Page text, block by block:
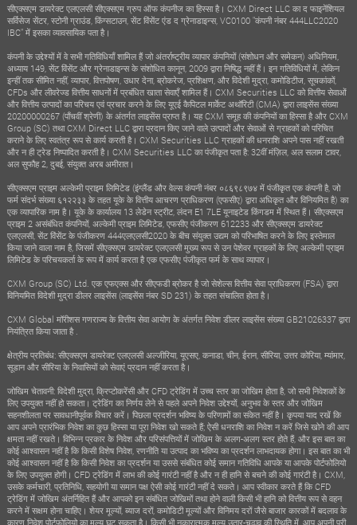
सीएक्सएम डायरेक्ट एलएलसी सीएक्सएम ग्रुप ऑफ कंपनीज का हिस्सा है। CXM Direct LLC का द फाइनेंशियल
सर्विसेज सेंटर, स्टोनी ग्राउंड, किंग्सटाउन, सेंट विंसेंट एंड द ग्रेनाडाइन्स, VC0100 "कंपनी नंबर 444LLC2020
IBC" में इसका व्यावसायिक पता है।
कंपनी के उद्देश्यों में वे सभी गतिविधियाँ शामिल हैं जो अंतर्राष्ट्रीय व्यापार कंपनियों (संशोधन और समेकन) अधिनियम,
अध्याय 149, सेंट विंसेंट और ग्रेनाडाइन्स के संशोधित कानून, 2009 द्वारा निषिद्ध नहीं हैं। इन गतिविधियों में, लेकिन
इन्हीं तक सीमित नहीं, व्यापार, वित्तपोषण, उधार देना, ब्रोकरेज, प्रशिक्षण, और विदेशी मुद्रा, कमोडिटीज, सूचकांकों,
CFDs और लीवरेज्ड वित्तीय साधनों में प्रबंधित खाता सेवाएँ शामिल हैं। CXM Securities LLC को वित्तीय सेवाओं
और वित्तीय उत्पादों का परिचय एवं प्रचार करने के लिए यूएई कैपिटल मार्केट अथॉरिटी (CMA) द्वारा लाइसेंस संख्या
20200000267 (पाँचवीं श्रेणी) के अंतर्गत लाइसेंस प्राप्त है। यह CXM समूह की कंपनियों का हिस्सा है और CXM
Group (SC) तथा CXM Direct LLC द्वारा प्रदान किए जाने वाले उत्पादों और सेवाओं से ग्राहकों को परिचित
कराने के लिए स्वतंत्र रूप से कार्य करती है। CXM Securities LLC ग्राहकों की धनराशि अपने पास नहीं रखती
और न ही ट्रेड निष्पादित करती है। CXM Securities LLC का पंजीकृत पता है: 32वीं मंज़िल, अल सलाम टावर,
अल सुफौह 2, दुबई, संयुक्त अरब अमीरात।
सीएक्सएम प्राइम अल्केमी प्राइम लिमिटेड (इंग्लैंड और वेल्स कंपनी नंबर ०८६९८९७४ में पंजीकृत एक कंपनी है, जो
फर्म संदर्भ संख्या ६१२२३३ के तहत यूके के वित्तीय आचरण प्राधिकरण (एफसीए) द्वारा अधिकृत और विनियमित है) का
एक व्यापारिक नाम है। यूके के कार्यालय 13 लेडेन स्ट्रीट, लंदन E1 7LE यूनाइटेड किंगडम में स्थित हैं। सीएक्सएम
प्राइम 2 असंबंधित कंपनियों, अल्केमी प्राइम लिमिटेड, एफसीए पंजीकरण 612233 और सीएक्सएम डायरेक्ट
एलएलसी, सेंट विंसेंट के पंजीकरण 444एलएलसी2020 के बीच संयुक्त उद्यम को परिभाषित करने के लिए इस्तेमाल
किया जाने वाला नाम है, जिसमें सीएक्सएम डायरेक्ट एलएलसी मुख्य रूप से उन पेशेवर ग्राहकों के लिए अल्केमी प्राइम
लिमिटेड के परिचयकर्ता के रूप में कार्य करता है एक एफसीए पंजीकृत फर्म के साथ व्यापार।
CXM Group (SC) Ltd. एक एफएक्स और सीएफडी ब्रोकर है जो सेशेल्स वित्तीय सेवा प्राधिकरण (FSA) द्वारा
विनियमित विदेशी मुद्रा डीलर लाइसेंस (लाइसेंस नंबर SD 231) के तहत संचालित होता है।
CXM Global मॉरीशस गणराज्य के वित्तीय सेवा आयोग के अंतर्गत निवेश डीलर लाइसेंस संख्या GB21026337 द्वारा
नियंत्रित किया जाता है .
क्षेत्रीय प्रतिबंध: सीएक्सएम डायरेक्ट एलएलसी अल्जीरिया, यूएसए, कनाडा, चीन, ईरान, सीरिया, उत्तर कोरिया, म्यांमार,
सूडान और सीरिया के निवासियों को सेवाएं प्रदान नहीं करता है।
जोखिम चेतावनी: विदेशी मुद्रा, क्रिप्टोकरेंसी और CFD ट्रेडिंग में उच्च स्तर का जोखिम होता है, जो सभी निवेशकों के
लिए उपयुक्त नहीं हो सकता। ट्रेडिंग का निर्णय लेने से पहले अपने निवेश उद्देश्यों, अनुभव के स्तर और जोखिम
सहनशीलता पर सावधानीपूर्वक विचार करें। पिछला प्रदर्शन भविष्य के परिणामों का संकेत नहीं है। कृपया याद रखें कि
आप अपने प्रारंभिक निवेश का कुछ हिस्सा या पूरा निवेश खो सकते हैं; ऐसी धनराशि का निवेश न करें जिसे खोने की आप
क्षमता नहीं रखते। विभिन्न प्रकार के निवेश और परिसंपत्तियों में जोखिम के अलग-अलग स्तर होते हैं, और इस बात का
कोई आश्वासन नहीं है कि किसी विशेष निवेश, रणनीति या उत्पाद का भविष्य का प्रदर्शन लाभदायक होगा। इस बात का भी
कोई आश्वासन नहीं है कि किसी निवेश का प्रदर्शन या उससे संबंधित कोई समान गतिविधि आपके या आपके पोर्टफोलियो
के लिए उपयुक्त होगी। CFD ट्रेडिंग में लाभ की कोई गारंटी नहीं है और न ही हानि से बचने की कोई गारंटी है। CXM,
उसके कर्मचारी, प्रतिनिधि, सहयोगी या समान पक्ष ऐसी कोई गारंटी नहीं दे सकते। आप स्वीकार करते हैं कि CFD
ट्रेडिंग में जोखिम अंतर्निहित हैं और आपको इन संबंधित जोखिमों तथा होने वाली किसी भी हानि को वित्तीय रूप से वहन
करने में सक्षम होना चाहिए। शेयर मूल्यों, ब्याज दरों, कमोडिटी मूल्यों और विनिमय दरों जैसे बाजार कारकों में बदलाव के
कारण निवेश पोर्टफोलियो का मूल्य घट सकता है। किसी भी नकारात्मक मूल्य उतार-चढ़ाव की स्थिति में, आप अपनी पूरी